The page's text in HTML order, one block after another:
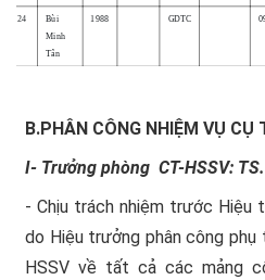
24 Bùi
Minh
Tân
1988 GDTC
B.PHÂN CÔNG NHIỆM VỤ CỤ
I- Trưởng phòng CT-HSSV:
- Chịu trách nhiệm trước Hiệu
do Hiệu trưởng phân công
HSSV về tất cả các mảng